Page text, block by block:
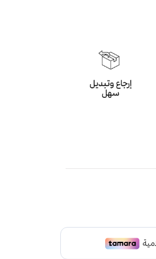
و التآكل